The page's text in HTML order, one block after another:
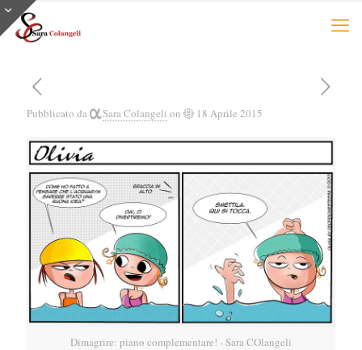
Pubblicato da Sara Colangeli on 18 Aprile 2015
Dimagrire: piano complementare! - Sara COlangeli